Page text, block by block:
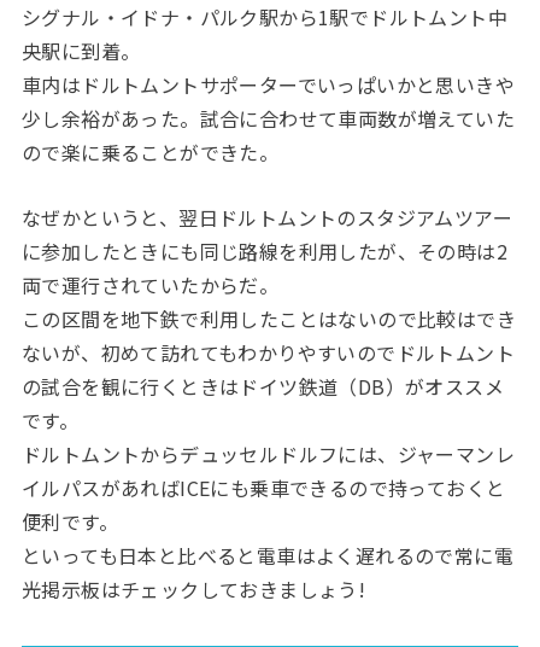
シグナル・イドナ・パルク駅から1駅でドルトムント中
央駅に到着。
車内はドルトムントサポーターでいっぱいかと思いきや
少し余裕があった。試合に合わせて車両数が増えていた
ので楽に乗ることができた。
なぜかというと、翌日ドルトムントのスタジアムツアー
に参加したときにも同じ路線を利用したが、その時は2
両で運行されていたからだ。
この区間を地下鉄で利用したことはないので比較はでき
ないが、初めて訪れてもわかりやすいのでドルトムント
の試合を観に行くときはドイツ鉄道（DB）がオススメ
です。
ドルトムントからデュッセルドルフには、ジャーマンレ
イルパスがあればICEにも乗車できるので持っておくと
便利です。
といっても日本と比べると電車はよく遅れるので常に電
光掲示板はチェックしておきましょう!